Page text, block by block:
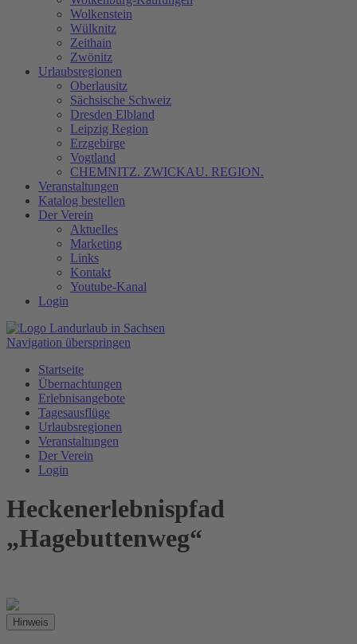
Wolkenstein
Wülknitz
Zeithain
Zwönitz
Urlaubsregionen
Oberlausitz
Sächsische Schweiz
Dresden Elbland
Leipzig Region
Erzgebirge
Vogtland
CHEMNITZ. ZWICKAU. REGION.
Veranstaltungen
Katalog bestellen
Der Verein
Aktuelles
Marketing
Links
Kontakt
Youtube-Kanal
Login
Navigation überspringen
Startseite
Übernachtungen
Erlebnisangebote
Tagesausflüge
Urlaubsregionen
Veranstaltungen
Der Verein
Login
Heckenerlebnispfad
„Hagebuttenweg“
Hinweis